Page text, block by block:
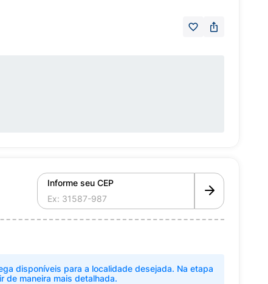
Informe seu CEP
disponíveis para a localidade desejada. Na etapa
de maneira mais detalhada.